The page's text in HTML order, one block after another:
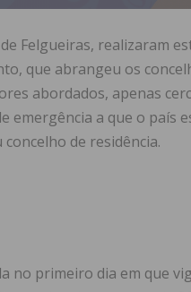
Felgueiras, realizaram
que abrangeu os
abordados, apenas
emergência a que o país
de residência.
no primeiro dia em que